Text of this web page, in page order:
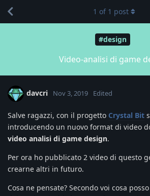
#design
Video-analisi di game
1 of 1 post
davcri Nov 3, 2019 Edited
Salve ragazzi, con il progetto Crystal Bit
introducendo un nuovo format di video
video analisi di game design.
Per ora ho pubblicato 2 video di questo
crearne altri in futuro.
Cosa ne pensate? Secondo voi cosa